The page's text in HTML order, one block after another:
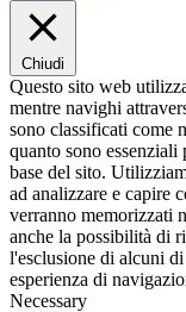
Chiudi
Questo sito web
mentre navighi
sono classificati come
quanto sono
base del sito.
ad analizzare e capire
verranno memorizzati
anche la possibilità di
l'esclusione di alcuni
esperienza di
Necessary